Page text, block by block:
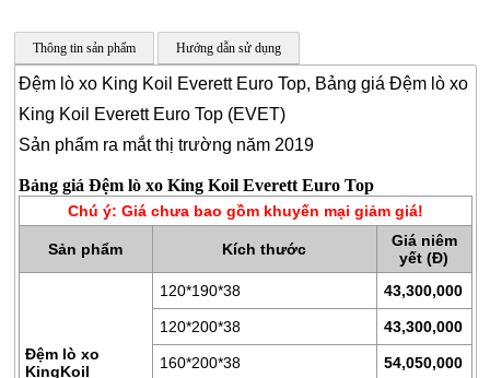
CHĂN
GA
ĐỆM
BÔNG
XO
Thông tin sản phẩm Hướng dẫn sử dụng
Đệm lò xo King Koil Everett Euro Top, Bảng giá Đệm lò xo
King Koil Everett Euro Top (EVET)
Sản phẩm ra mắt thị trường năm 2019
Bảng giá Đệm lò xo King Koil Everett Euro Top
Chú ý: Giá chưa bao gồm khuyến mại giảm giá!
Sản phẩm Kích thước
Giá niêm
yết (Đ)
Đệm lò xo
KingKoil
120*190*38 43,300,000
120*200*38 43,300,000
160*200*38 54,050,000